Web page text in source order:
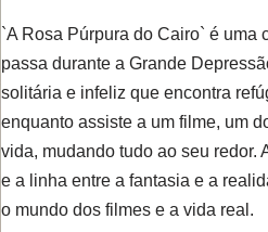
`A Rosa Púrpura do Cairo` é uma
passa durante a Grande
solitária e infeliz que encontra
enquanto assiste a um filme, um
vida, mudando tudo ao seu redor.
e a linha entre a fantasia e a
o mundo dos filmes e a vida real.